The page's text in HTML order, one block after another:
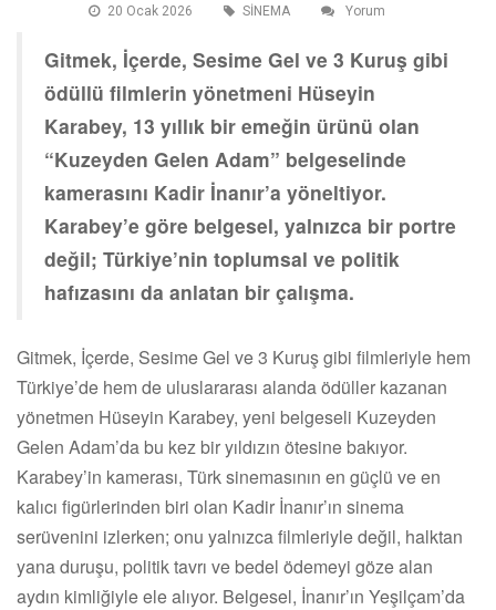
20 Ocak 2026 SİNEMA Yorum
Gitmek, İçerde, Sesime Gel ve 3 Kuruş gibi
ödüllü filmlerin yönetmeni Hüseyin
Karabey, 13 yıllık bir emeğin ürünü olan
“Kuzeyden Gelen Adam” belgeselinde
kamerasını Kadir İnanır’a yöneltiyor.
Karabey’e göre belgesel, yalnızca bir portre
değil; Türkiye’nin toplumsal ve politik
hafızasını da anlatan bir çalışma.
Gitmek, İçerde, Sesime Gel ve 3 Kuruş gibi filmleriyle hem
Türkiye’de hem de uluslararası alanda ödüller kazanan
yönetmen Hüseyin Karabey, yeni belgeseli Kuzeyden
Gelen Adam’da bu kez bir yıldızın ötesine bakıyor.
Karabey’in kamerası, Türk sinemasının en güçlü ve en
kalıcı figürlerinden biri olan Kadir İnanır’ın sinema
serüvenini izlerken; onu yalnızca filmleriyle değil, halktan
yana duruşu, politik tavrı ve bedel ödemeyi göze alan
aydın kimliğiyle ele alıyor. Belgesel, İnanır’ın Yeşilçam’da